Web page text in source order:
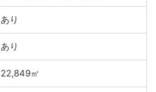
あり
あり
22,849㎡